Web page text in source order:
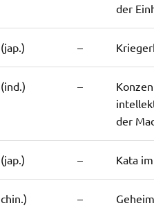
der
(jap.) –
(ind.) –
der
(jap.) – Kata
chin.) –